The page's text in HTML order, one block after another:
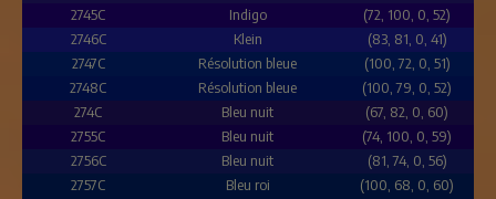
2745C
Indigo
(72, 100, 0, 52)
2746C
Klein
(83, 81, 0, 41)
2747C
Résolution bleue
(100, 72, 0, 51)
2748C
Résolution bleue
(100, 79, 0, 52)
274C
Bleu nuit
(67, 82, 0, 60)
2755C
Bleu nuit
(74, 100, 0, 59)
2756C
Bleu nuit
(81, 74, 0, 56)
2757C
Bleu roi
(100, 68, 0, 60)